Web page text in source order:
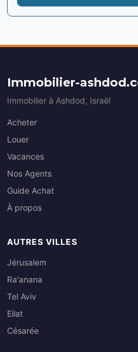
Immobilier-
Immobilier à Ashdod, Israël
Acheter
Louer
Vacances
Nos Agents
Guide Achat
À propos
AUTRES VILLES
Jérusalem
Ra'anana
Tel Aviv
Eilat
Césarée